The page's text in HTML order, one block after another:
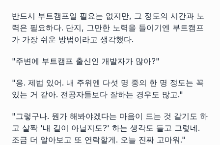
반드시 부트캠프일 필요는 없지만, 그 정도의 시간과 노
력은 필요하다. 단지, 그만한 노력을 들이기엔 부트캠프
가 가장 쉬운 방법이라고 생각했다.
"주변에 부트캠프 출신인 개발자가 많아?"
"응. 제법 있어. 내 주위엔 다섯 명 중의 한 명 정도는 꼭
있는 거 같아. 전공자들보다 잘하는 경우도 많고."
"그렇구나. 뭔가 해봐야겠다는 마음이 드는 것 같기도 하
고 살짝 '내 길이 아닐지도?' 하는 생각도 들고 그렇네.
조금 더 알아보고 또 연락할게. 오늘 진짜 고마워."